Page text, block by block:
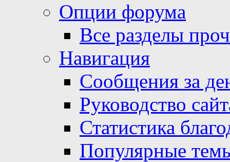
Опции форума
Все разделы
Навигация
Сообщения за
Руководство
Статистика
Популярные